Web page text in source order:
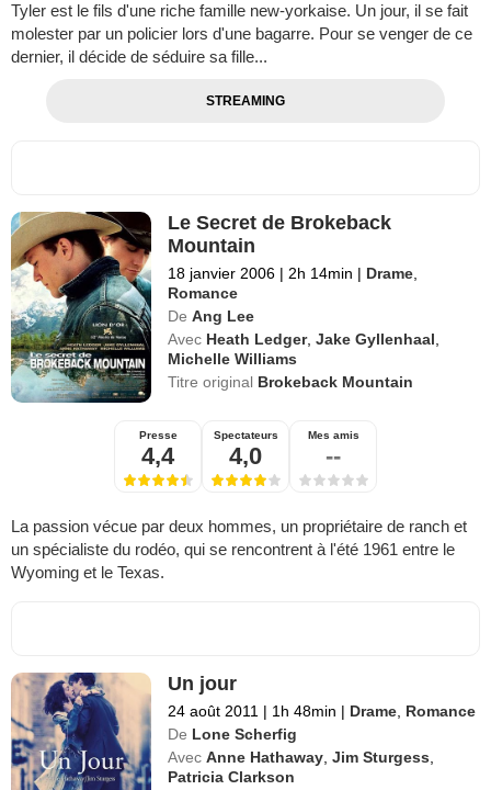
Tyler est le fils d'une riche famille new-yorkaise. Un jour, il se fait
molester par un policier lors d'une bagarre. Pour se venger de ce
dernier, il décide de séduire sa fille...
STREAMING
Le Secret de Brokeback
Mountain
18 janvier 2006 | 2h 14min | Drame
Romance
De Ang Lee
Avec Heath Ledger,Jake Gyllenhaal
Michelle Williams
Titre original Brokeback Mountain
Presse
4,4
Spectateurs
4,0
Mes amis
--
La passion vécue par deux hommes, un propriétaire de ranch et
un spécialiste du rodéo, qui se rencontrent à l'été 1961 entre le
Wyoming et le Texas.
Un jour
24 août 2011 | 1h 48min | Drame Romance
De Lone Scherfig
Avec Anne Hathaway ,Jim Sturgess
Patricia Clarkson